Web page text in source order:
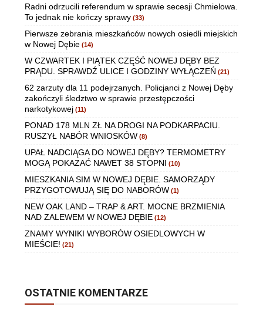
Radni odrzucili referendum w sprawie secesji Chmielowa.
To jednak nie kończy sprawy (33)
Pierwsze zebrania mieszkańców nowych osiedli miejskich
w Nowej Dębie (14)
W CZWARTEK I PIĄTEK CZĘŚĆ NOWEJ DĘBY BEZ
PRĄDU. SPRAWDŹ ULICE I GODZINY WYŁĄCZEŃ (21)
62 zarzuty dla 11 podejrzanych. Policjanci z Nowej Dęby
zakończyli śledztwo w sprawie przestępczości
narkotykowej (11)
PONAD 178 MLN ZŁ NA DROGI NA PODKARPACIU.
RUSZYŁ NABÓR WNIOSKÓW (8)
UPAŁ NADCIĄGA DO NOWEJ DĘBY? TERMOMETRY
MOGĄ POKAZAĆ NAWET 38 STOPNI (10)
MIESZKANIA SIM W NOWEJ DĘBIE. SAMORZĄDY
PRZYGOTOWUJĄ SIĘ DO NABORÓW (1)
NEW OAK LAND – TRAP & ART. MOCNE BRZMIENIA
NAD ZALEWEM W NOWEJ DĘBIE (12)
ZNAMY WYNIKI WYBORÓW OSIEDLOWYCH W
MIEŚCIE! (21)
OSTATNIE KOMENTARZE